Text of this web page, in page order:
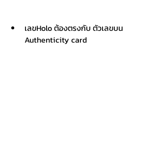
เลขHolo ต้องตรงกับ ตัวเลขบน
Authenticity card